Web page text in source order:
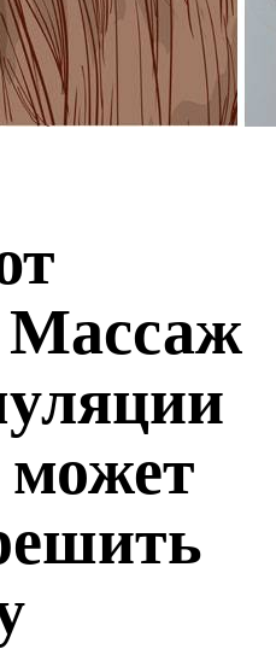
Массаж
может